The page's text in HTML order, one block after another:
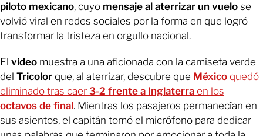
piloto mexicano, cuyo mensaje al aterrizar un vuelo se
volvió viral en redes sociales por la forma en que logró
transformar la tristeza en orgullo nacional.
El video muestra a una aficionada con la camiseta verde
del Tricolor que, al aterrizar, descubre que México quedó
eliminado tras caer 3-2 frente a Inglaterra en los
octavos de final. Mientras los pasajeros permanecían en
sus asientos, el capitán tomó el micrófono para dedicar